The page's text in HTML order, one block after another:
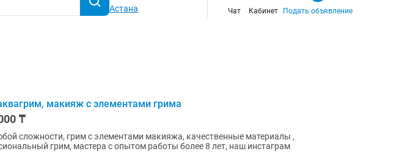
Астана Чат Кабинет Подать объявление
макияж с элементами грима
₸
сложности, грим с элементами макияжа, качественные материалы ,
грим, мастера с опытом работы более 8 лет, наш инстаграм